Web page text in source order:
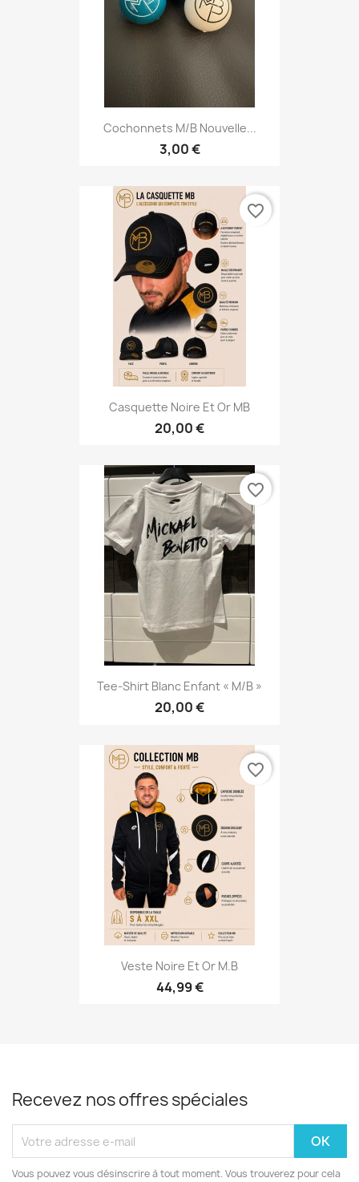
Cochonnets M/B Nouvelle...
3,00 €
Casquette Noire Et Or MB
20,00 €
favorite_border
Tee-Shirt Blanc Enfant « M/B »
20,00 €
favorite_border
Veste Noire Et Or M.B
44,99 €
favorite_border
Recevez nos offres spéciales
Vous pouvez vous désinscrire à tout moment. Vous trouverez pour cela